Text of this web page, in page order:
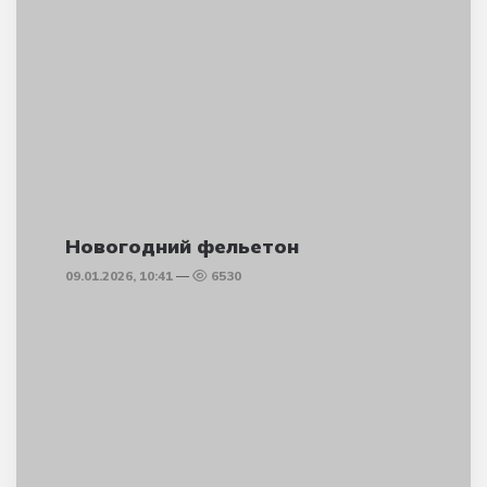
Новогодний фельетон
09.01.2026, 10:41 6530